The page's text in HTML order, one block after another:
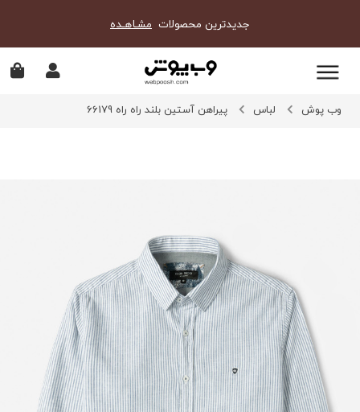
جدیدترین محصولات مشـاهـده
وب پوش لباس پیراهن آستین بلند راه راه 66179